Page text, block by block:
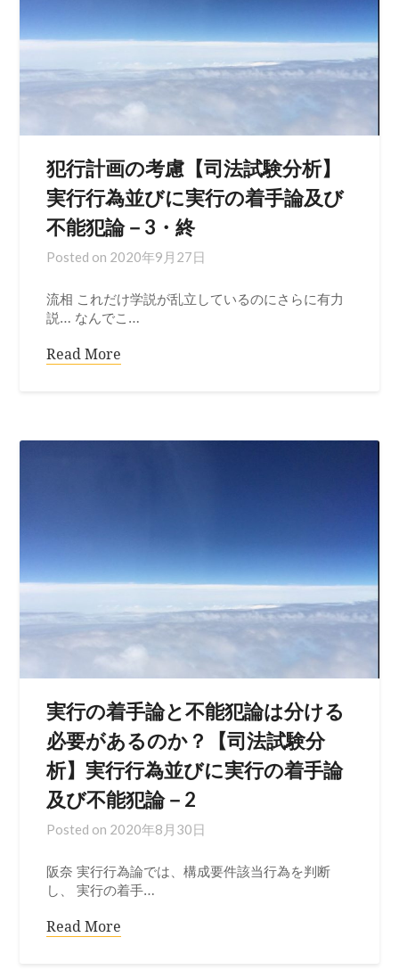
犯行計画の考慮【司法試験分析】
実行行為並びに実行の着手論及び
不能犯論－3・終
Posted on 2020年9月27日
流相 これだけ学説が乱立しているのにさらに有力
説… なんでこ…
Read More
実行の着手論と不能犯論は分ける
必要があるのか？【司法試験分
析】実行行為並びに実行の着手論
及び不能犯論－2
Posted on 2020年8月30日
阪奈 実行行為論では、構成要件該当行為を判断
し、 実行の着手…
Read More